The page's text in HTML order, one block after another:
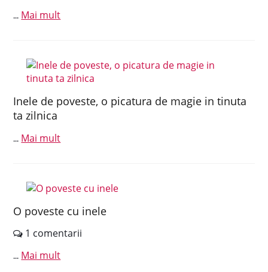
... Mai mult
Inele de poveste, o picatura de magie in tinuta
ta zilnica
... Mai mult
O poveste cu inele
1 comentarii
... Mai mult